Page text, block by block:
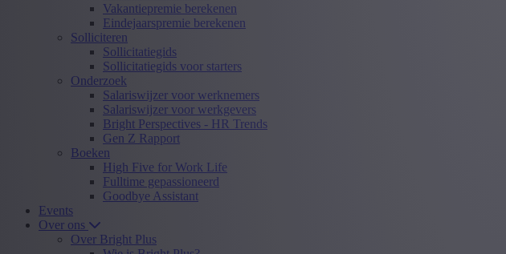
Vakantiepremie berekenen
Eindejaarspremie berekenen
Solliciteren
Sollicitatiegids
Sollicitatiegids voor starters
Onderzoek
Salariswijzer voor werknemers
Salariswijzer voor werkgevers
Bright Perspectives - HR Trends
Gen Z Rapport
Boeken
High Five for Work Life
Fulltime gepassioneerd
Goodbye Assistant
Events
Over ons
Over Bright Plus